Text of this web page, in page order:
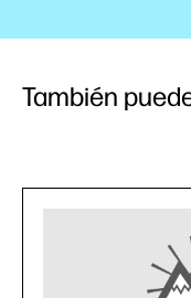
También